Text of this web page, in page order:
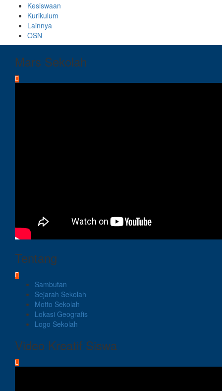
Kesiswaan
Kurikulum
Lainnya
OSN
Mars Sekolah
Tentang
Sambutan
Sejarah Sekolah
Motto Sekolah
Lokasi Geografis
Logo Sekolah
Video Kreatif Siswa